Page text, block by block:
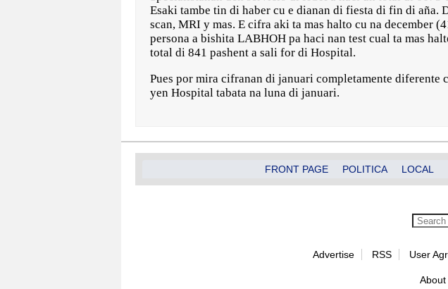
Esaki tambe tin di haber cu e dianan di fiesta di fin di aña.
scan, MRI y mas. E cifra aki ta mas halto cu na december
persona a bishita LABHOH pa haci nan test cual ta mas
total di 841 pashent a sali for di Hospital.
Pues por mira cifranan di januari completamente diferente
yen Hospital tabata na luna di januari.
FRONT PAGE POLITICA LOCAL
Advertise RSS User
About